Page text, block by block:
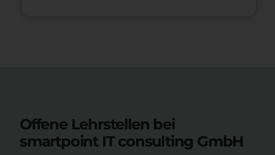
Offene Lehrstellen bei
smartpoint IT consulting GmbH